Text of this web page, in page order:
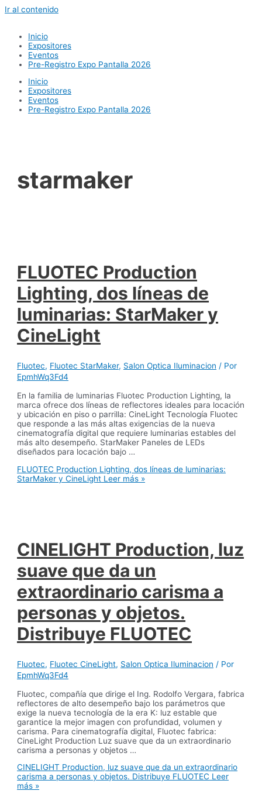
Ir al contenido
Inicio
Expositores
Eventos
Pre-Registro Expo Pantalla 2026
Inicio
Expositores
Eventos
Pre-Registro Expo Pantalla 2026
starmaker
FLUOTEC Production
Lighting, dos líneas de
luminarias: StarMaker y
CineLight
Fluotec, Fluotec StarMaker, Salon Optica Iluminacion / Por
EpmhWq3Fd4
En la familia de luminarias Fluotec Production Lighting, la
marca ofrece dos líneas de reflectores ideales para locación
y ubicación en piso o parrilla: CineLight Tecnología Fluotec
que responde a las más altas exigencias de la nueva
cinematografía digital que requiere luminarias estables del
más alto desempeño. StarMaker Paneles de LEDs
diseñados para locación bajo …
FLUOTEC Production Lighting, dos líneas de luminarias:
StarMaker y CineLight Leer más »
CINELIGHT Production, luz
suave que da un
extraordinario carisma a
personas y objetos.
Distribuye FLUOTEC
Fluotec, Fluotec CineLight, Salon Optica Iluminacion / Por
EpmhWq3Fd4
Fluotec, compañía que dirige el Ing. Rodolfo Vergara, fabrica
reflectores de alto desempeño bajo los parámetros que
exige la nueva tecnología de la era K: luz estable que
garantice la mejor imagen con profundidad, volumen y
carisma. Para cinematografía digital, Fluotec fabrica:
CineLight Production Luz suave que da un extraordinario
carisma a personas y objetos …
CINELIGHT Production, luz suave que da un extraordinario
carisma a personas y objetos. Distribuye FLUOTEC Leer
más »